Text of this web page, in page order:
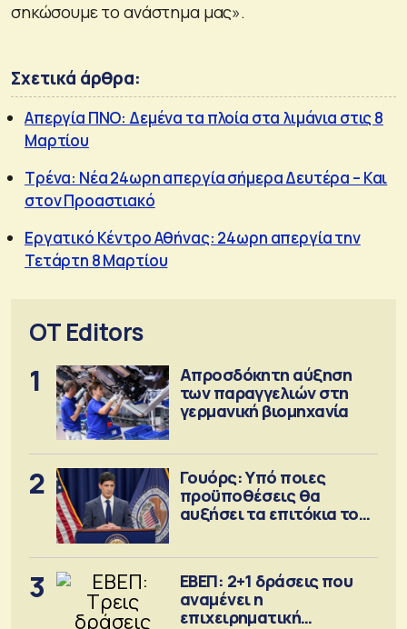
σηκώσουμε το ανάστημα μας».
Σχετικά άρθρα:
Απεργία ΠΝΟ: Δεμένα τα πλοία στα λιμάνια στις 8
Μαρτίου
Τρένα: Νέα 24ωρη απεργία σήμερα Δευτέρα – Και
στον Προαστιακό
Εργατικό Κέντρο Αθήνας: 24ωρη απεργία την
Τετάρτη 8 Μαρτίου
OT Editors
1
Απροσδόκητη αύξηση
των παραγγελιών στη
γερμανική βιομηχανία
2
Γουόρς: Υπό ποιες
προϋποθέσεις θα
αυξήσει τα επιτόκια τον
3
ΕΒΕΠ: 2+1 δράσεις που
αναμένει η
επιχειρηματική